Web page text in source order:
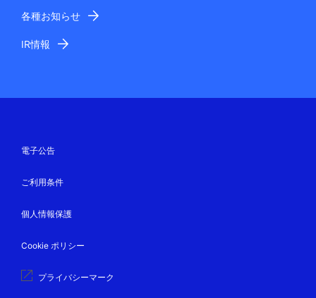
各種お知らせ
IR情報
電子公告
ご利用条件
個人情報保護
Cookie ポリシー
プライバシーマーク